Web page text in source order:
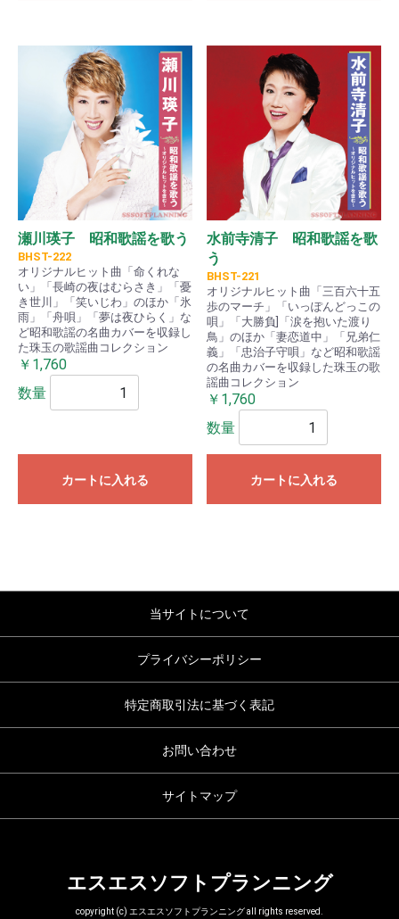
瀬川瑛子 昭和歌謡を歌う
BHST-222
オリジナルヒット曲「命くれな
い」「長崎の夜はむらさき」「憂
き世川」「笑いじわ」のほか「氷
雨」「舟唄」「夢は夜ひらく」な
ど昭和歌謡の名曲カバーを収録し
た珠玉の歌謡曲コレクション
￥1,760
数量
カートに入れる
水前寺清子 昭和歌謡を歌
う
BHST-221
オリジナルヒット曲「三百六十五
歩のマーチ」「いっぽんどっこの
唄」「大勝負]「涙を抱いた渡り
鳥」のほか「妻恋道中」「兄弟仁
義」「忠治子守唄」など昭和歌謡
の名曲カバーを収録した珠玉の歌
謡曲コレクション
￥1,760
数量
カートに入れる
当サイトについて
プライバシーポリシー
特定商取引法に基づく表記
お問い合わせ
サイトマップ
エスエスソフトプランニング
copyright (c) エスエスソフトプランニング all rights reserved.